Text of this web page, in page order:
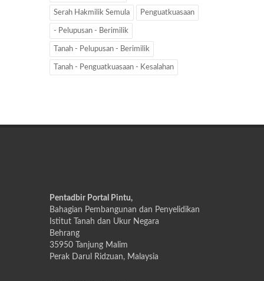
Serah Hakmilik Semula Penguatkuasaan
- Pelupusan - Berimilik
Tanah - Pelupusan - Berimilik
Tanah - Penguatkuasaan - Kesalahan
Pentadbir Portal Pintu,
Bahagian Pembangunan dan Penyelidikan
Istitut Tanah dan Ukur Negara
Behrang
35950 Tanjung Malim
Perak Darul Ridzuan, Malaysia